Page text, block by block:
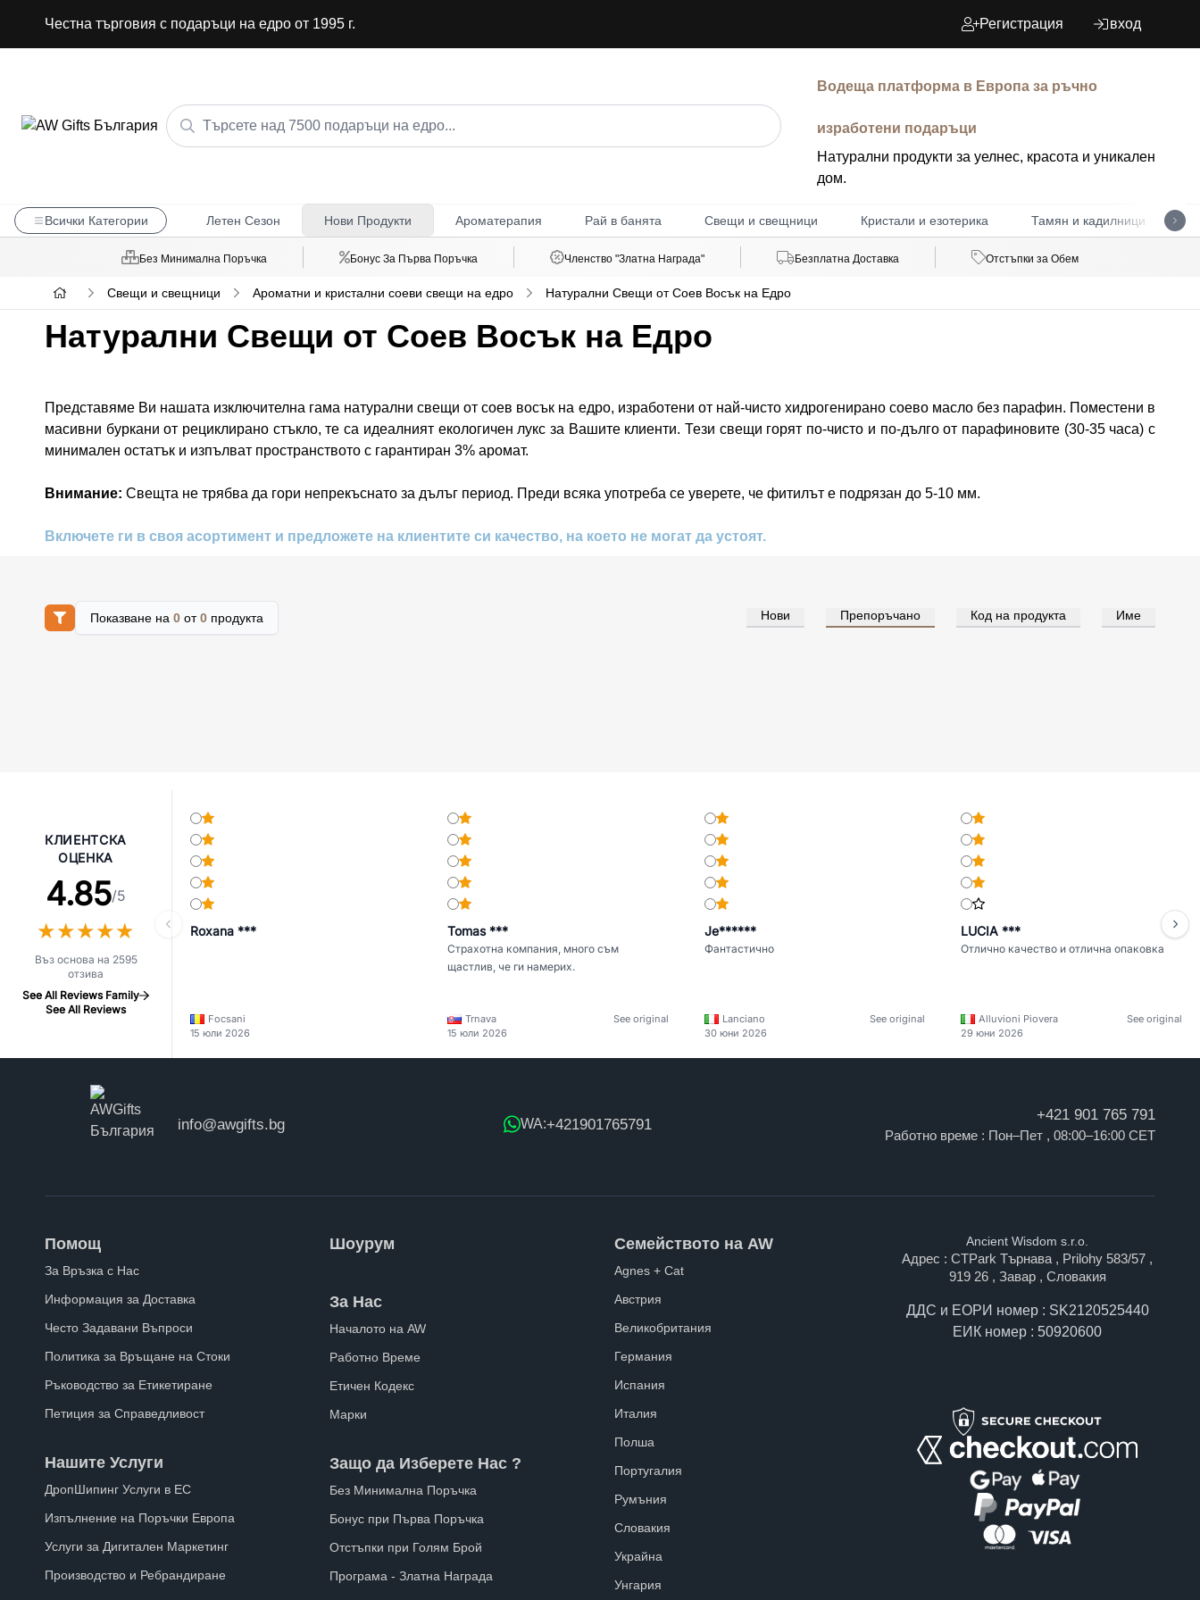
Честна търговия с подаръци на едро от 1995 г. Регистрация вход
Водеща платформа в Европа за ръчно
изработени подаръци
Натурални продукти за уелнес, красота и уникален
дом.
Всички Категории Летен Сезон Нови Продукти Ароматерапия Рай в банята Свещи и свещници Кристали и езотерика Тамян и кадилници
Без Минимална Поръчка Бонус За Първа Поръчка Членство "Златна Награда" Безплатна Доставка Отстъпки за Обем
Свещи и свещници Ароматни и кристални соеви свещи на едро Натурални Свещи от Соев Восък на Едро
Натурални Свещи от Соев Восък на Едро
Представяме Ви нашата изключителна гама натурални свещи от соев восък на едро, изработени от най-чисто хидрогенирано соево масло без парафин. Поместени в
масивни буркани от рециклирано стъкло, те са идеалният екологичен лукс за Вашите клиенти. Тези свещи горят по-чисто и по-дълго от парафиновите (30-35 часа) с
минимален остатък и изпълват пространството с гарантиран 3% аромат.
Внимание: Свещта не трябва да гори непрекъснато за дълъг период. Преди всяка употреба се уверете, че фитилът е подрязан до 5-10 мм.
Включете ги в своя асортимент и предложете на клиентите си качество, на което не могат да устоят.
Показване на 0от0продукта Нови Препоръчано Код на продукта Име
КЛИЕНТСКА
ОЦЕНКА
4.85/5
★★★★★
★★★★★
Въз основа на 2595
отзива
See All Reviews Family
See All Reviews
Roxana ***
Focsani
15 юли 2026
Tomas ***
Страхотна компания, много съм
щастлив, че ги намерих.
Trnava
See original
15 юли 2026
Je******
Фантастично
Lanciano
See original
30 юни 2026
LUCIA ***
Отлично качество и отлична опаковка
Alluvioni Piovera
See original
29 юни 2026
info@awgifts.bg WA:+421901765791
+421 901 765 791
Работно време : Пон–Пет , 08:00–16:00 CET
Помощ
За Връзка с Нас
Информация за Доставка
Често Задавани Въпроси
Политика за Връщане на Стоки
Ръководство за Етикетиране
Петиция за Справедливост
Нашите Услуги
ДропШипинг Услуги в ЕС
Изпълнение на Поръчки Европа
Услуги за Дигитален Маркетинг
Производство и Ребрандиране
Шоурум
За Нас
Началото на AW
Работно Време
Етичен Кодекс
Марки
Защо да Изберете Нас ?
Без Минимална Поръчка
Бонус при Първа Поръчка
Отстъпки при Голям Брой
Програма - Златна Награда
Семейството на AW
Agnes + Cat
Австрия
Великобритания
Германия
Испания
Италия
Полша
Португалия
Румъния
Словакия
Украйна
Унгария
Ancient Wisdom s.r.o.
Адрес : CTPark Търнава , Prilohy 583/57 ,
919 26 , Завар , Словакия
ДДС и ЕОРИ номер : SK2120525440
ЕИК номер : 50920600